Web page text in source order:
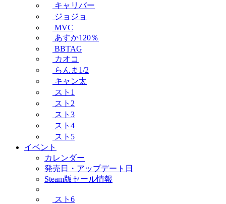
キャリバー
ジョジョ
MVC
あすか120％
BBTAG
カオコ
らんま1/2
キャン太
スト1
スト2
スト3
スト4
スト5
イベント
カレンダー
発売日・アップデート日
Steam版セール情報
スト6